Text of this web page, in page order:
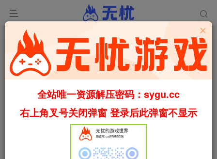
00:00/01:39 speed
Video load failed
全站唯一资源解压密码：sygu.cc
右上角叉号关闭弹窗 登录后此弹窗不显示